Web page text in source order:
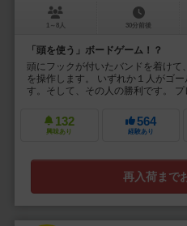
1～8人 30分前後
「頭を使う」ボードゲーム！？
頭にフックが付いたバンドを着けて
を操作します。 いずれか１人がゴ
す。そして、その人の勝利です。 プ
132
興味あり
564
経験あり
再入荷まで